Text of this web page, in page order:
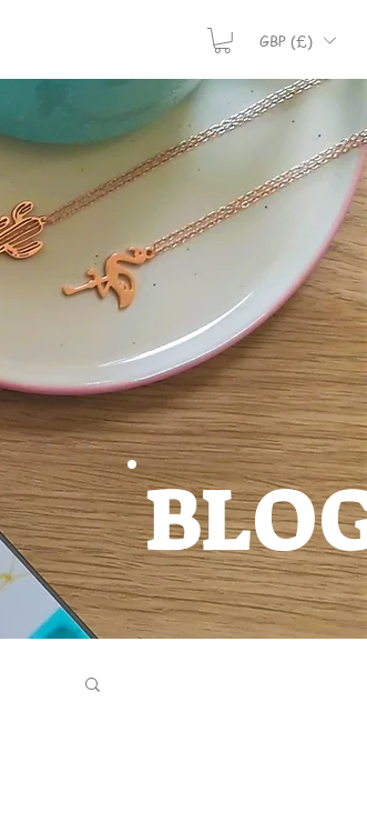
GBP (£)
BLOG